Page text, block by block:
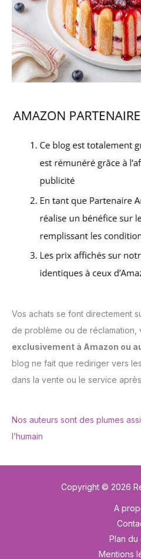
Vos achats se font directement
de problème ou de réclamation,
exclusivement à Amazon ou
blog ne fait que rediriger vers
dans la vente ou le service
Nos auteurs sont des plumes
l’humain
Copyright © 2026
A
Plan du
Mentions